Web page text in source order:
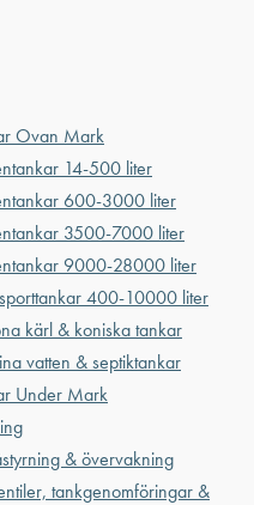
Ovan Mark
14-500 liter
600-3000 liter
3500-7000 liter
9000-28000 liter
400-10000 liter
kärl & koniska tankar
vatten & septiktankar
Under Mark
& övervakning
tankgenomföringar &